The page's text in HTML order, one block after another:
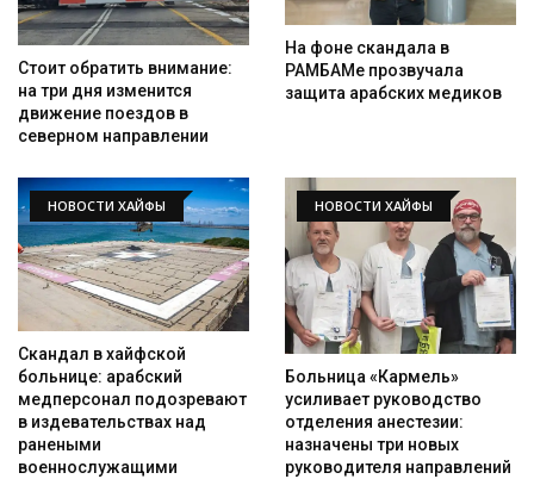
Стоит обратить внимание:
на три дня изменится
движение поездов в
северном направлении
На фоне скандала в
РАМБАМе прозвучала
защита арабских медиков
НОВОСТИ ХАЙФЫ
Скандал в хайфской
больнице: арабский
медперсонал подозревают
в издевательствах над
ранеными
военнослужащими
НОВОСТИ ХАЙФЫ
Больница «Кармель»
усиливает руководство
отделения анестезии:
назначены три новых
руководителя направлений